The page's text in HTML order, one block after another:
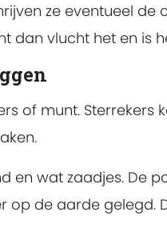
ze eventueel de
dan vlucht het en is
of munt. Sterrekers
en wat zaadjes. De
op de aarde gelegd.